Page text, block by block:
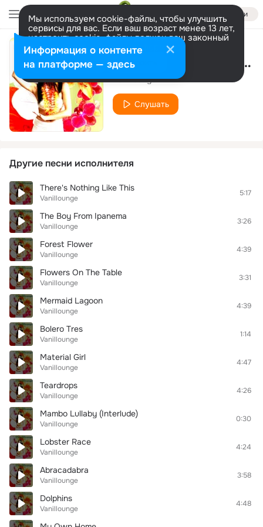
Войти
Мы используем cookie-файлы, чтобы улучшить
сервисы для вас. Если ваш возраст менее 13 лет,
настроить cookie-файлы должен ваш законный
представитель. Больше информации
Разрешить все Настроить Clouds Across The Moon
Vanillounge
Слушать
Другие песни исполнителя
There's Nothing Like This
Vanillounge
5:17
The Boy From Ipanema
Vanillounge
3:26
Forest Flower
Vanillounge
4:39
Flowers On The Table
Vanillounge
3:31
Mermaid Lagoon
Vanillounge
4:39
Bolero Tres
Vanillounge
1:14
Material Girl
Vanillounge
4:47
Teardrops
Vanillounge
4:26
Mambo Lullaby (Interlude)
Vanillounge
0:30
Lobster Race
Vanillounge
4:24
Abracadabra
Vanillounge
3:58
Dolphins
Vanillounge
4:48
Информация о контенте
на платформе — здесь